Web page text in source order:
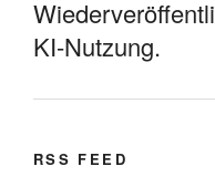
KI-Nutzung.
RSS FEED